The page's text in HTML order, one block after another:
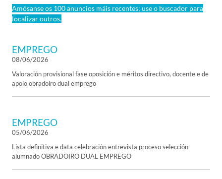
Amósanse os 100 anuncios máis recentes; use o buscador para
localizar outros.
EMPREGO
08/06/2026
Valoración provisional fase oposición e méritos directivo, docente e de
apoio obradoiro dual emprego
EMPREGO
05/06/2026
Lista definitiva e data celebración entrevista proceso selección
alumnado OBRADOIRO DUAL EMPREGO